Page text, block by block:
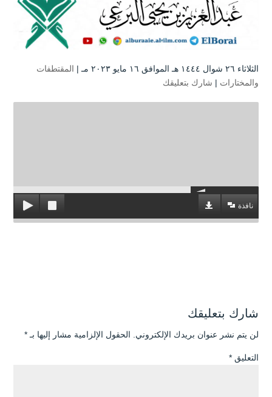
الثلاثاء ۲٦ شوال ۱٤٤٤ هـ الموافق ۱٦ مايو ۲۰۲۳ مـ |
المقتطفات
والمختارات | شارك بتعليقك
نافذة
شارك بتعليقك
لن يتم نشر عنوان بريدك الإلكتروني. الحقول الإلزامية مشار إليها بـ*
التعليق *